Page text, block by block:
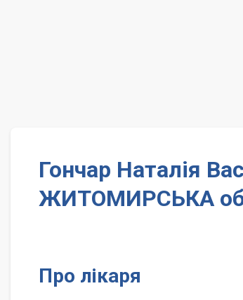
Гончар Наталія
ЖИТОМИРСЬКА
Про лікаря